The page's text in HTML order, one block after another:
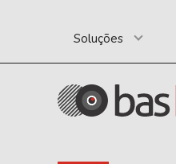
Soluções